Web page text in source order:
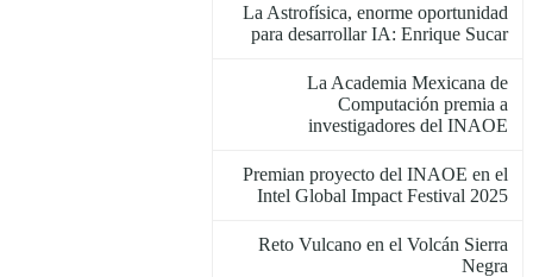
La Astrofísica, enorme oportunidad
para desarrollar IA: Enrique Sucar
La Academia Mexicana de
Computación premia a
investigadores del INAOE
Premian proyecto del INAOE en el
Intel Global Impact Festival 2025
Reto Vulcano en el Volcán Sierra
Negra